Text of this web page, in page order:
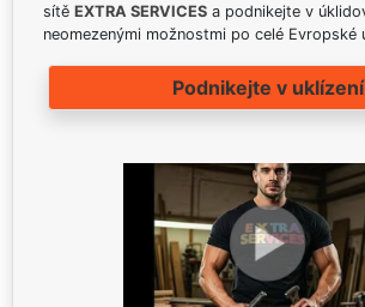
sítě EXTRA SERVICES a podnikejte v
neomezenými možnostmi po celé Evropské
Podnikejte v uklízení